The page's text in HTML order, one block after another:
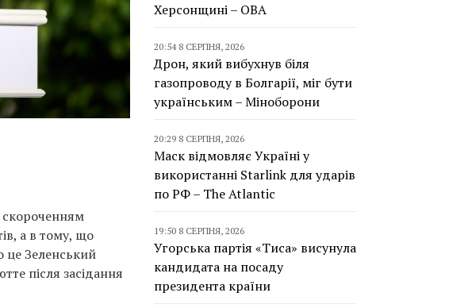
скороченням
а в тому, що
це Зеленський
після засідання
Херсонщині – ОВА
20:54 8 СЕРПНЯ, 2026
Дрон, який вибухнув біля
газопроводу в Болгарії, міг бути
українським – Міноборони
20:29 8 СЕРПНЯ, 2026
Маск відмовляє Україні у
використанні Starlink для ударів
по РФ – The Atlantic
19:50 8 СЕРПНЯ, 2026
Угорська партія «Тиса» висунула
кандидата на посаду
президента країни